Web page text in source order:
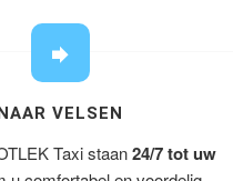
VELSEN
Taxi staan24/7 tot uw